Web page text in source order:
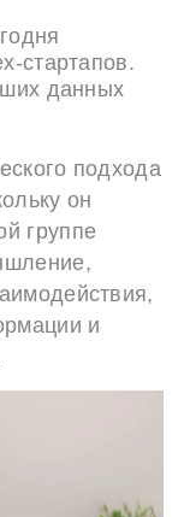
стартапов.
данных
подхода
он
группе
и